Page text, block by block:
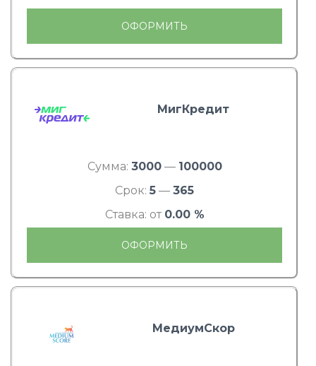
ОФОРМИТЬ
МигКредит
Сумма: 3000— 100000
Срок: 5 — 365
Ставка: от 0.00 %
ОФОРМИТЬ
МедиумСкор